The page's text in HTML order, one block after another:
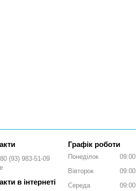
(93) 983-51-09
Графік роботи
Понеділок 09:00
Вівторок
09:00
Середа
09:00